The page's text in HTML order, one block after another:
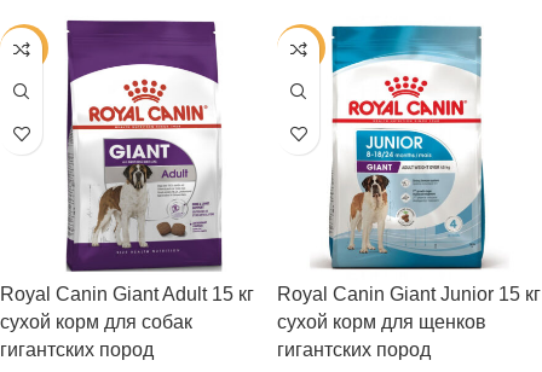
-25%
Royal Canin Giant Adult 15 кг
сухой корм для собак
гигантских пород
-25%
Royal Canin Giant Junior 15 кг
сухой корм для щенков
гигантских пород